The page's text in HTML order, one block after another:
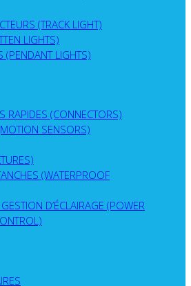
(TRACK LIGHT)
LIGHTS)
(PENDANT LIGHTS)
RAPIDES (CONNECTORS)
SENSORS)
(WATERPROOF
D’ÉCLAIRAGE (POWER